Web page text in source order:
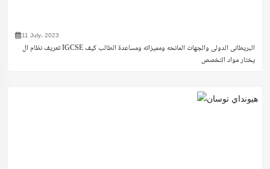
11 July، 2023
تعريف نظام ال IGCSE البريطانى الدولى والجهات المانحه ومميزاته ومساعدة الطالب كيف
يختار مواد التخصص